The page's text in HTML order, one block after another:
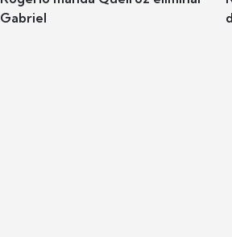
Gabriel